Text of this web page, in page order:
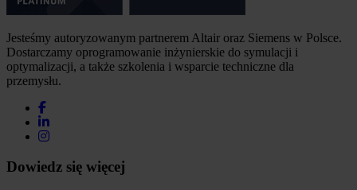
Jesteśmy autoryzowanym partnerem Altair oraz Siemens w Polsce.
Dostarczamy oprogramowanie inżynierskie do symulacji i
optymalizacji, a także szkolenia i wsparcie techniczne dla
przemysłu.
Dowiedz się więcej